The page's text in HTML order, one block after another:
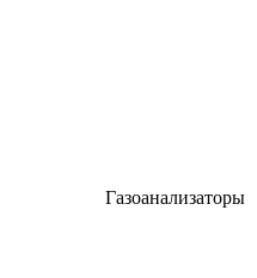
Газоанализаторы